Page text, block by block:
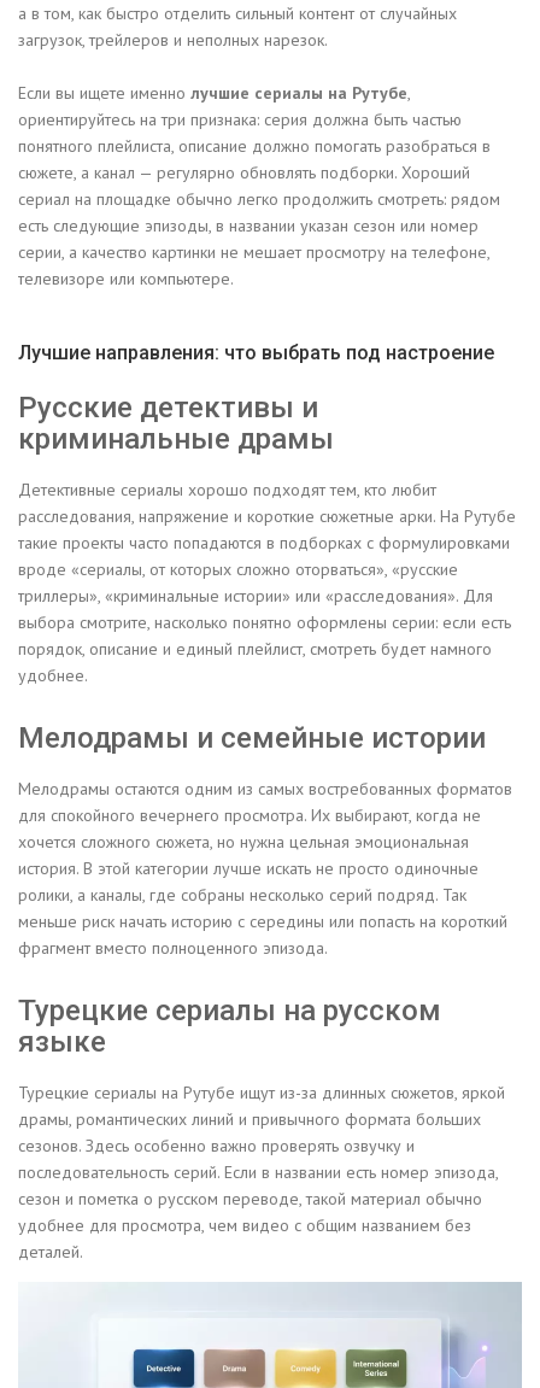
а в том, как быстро отделить сильный контент от случайных
загрузок, трейлеров и неполных нарезок.
Если вы ищете именно лучшие сериалы на Рутубе,
ориентируйтесь на три признака: серия должна быть частью
понятного плейлиста, описание должно помогать разобраться в
сюжете, а канал — регулярно обновлять подборки. Хороший
сериал на площадке обычно легко продолжить смотреть: рядом
есть следующие эпизоды, в названии указан сезон или номер
серии, а качество картинки не мешает просмотру на телефоне,
телевизоре или компьютере.
Лучшие направления: что выбрать под настроение
Русские детективы и
криминальные драмы
Детективные сериалы хорошо подходят тем, кто любит
расследования, напряжение и короткие сюжетные арки. На Рутубе
такие проекты часто попадаются в подборках с формулировками
вроде «сериалы, от которых сложно оторваться», «русские
триллеры», «криминальные истории» или «расследования». Для
выбора смотрите, насколько понятно оформлены серии: если есть
порядок, описание и единый плейлист, смотреть будет намного
удобнее.
Мелодрамы и семейные истории
Мелодрамы остаются одним из самых востребованных форматов
для спокойного вечернего просмотра. Их выбирают, когда не
хочется сложного сюжета, но нужна цельная эмоциональная
история. В этой категории лучше искать не просто одиночные
ролики, а каналы, где собраны несколько серий подряд. Так
меньше риск начать историю с середины или попасть на короткий
фрагмент вместо полноценного эпизода.
Турецкие сериалы на русском
языке
Турецкие сериалы на Рутубе ищут из-за длинных сюжетов, яркой
драмы, романтических линий и привычного формата больших
сезонов. Здесь особенно важно проверять озвучку и
последовательность серий. Если в названии есть номер эпизода,
сезон и пометка о русском переводе, такой материал обычно
удобнее для просмотра, чем видео с общим названием без
деталей.